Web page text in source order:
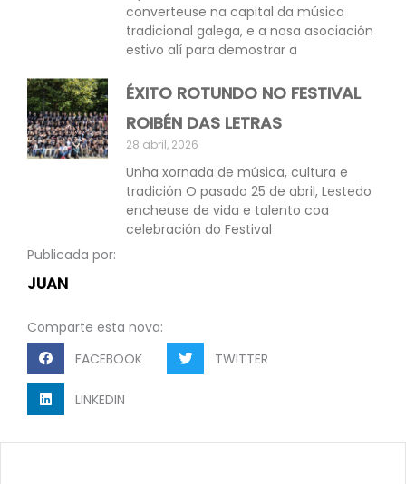
Publicada por:
JUAN
Comparte esta nova:
FACEBOOK
TWITTER
LINKEDIN
converteuse na capital da música
tradicional galega, e a nosa asociación
estivo alí para demostrar a
ÉXITO ROTUNDO NO FESTIVAL
ROIBÉN DAS LETRAS
28 abril, 2026
Unha xornada de música, cultura e
tradición O pasado 25 de abril, Lestedo
encheuse de vida e talento coa
celebración do Festival